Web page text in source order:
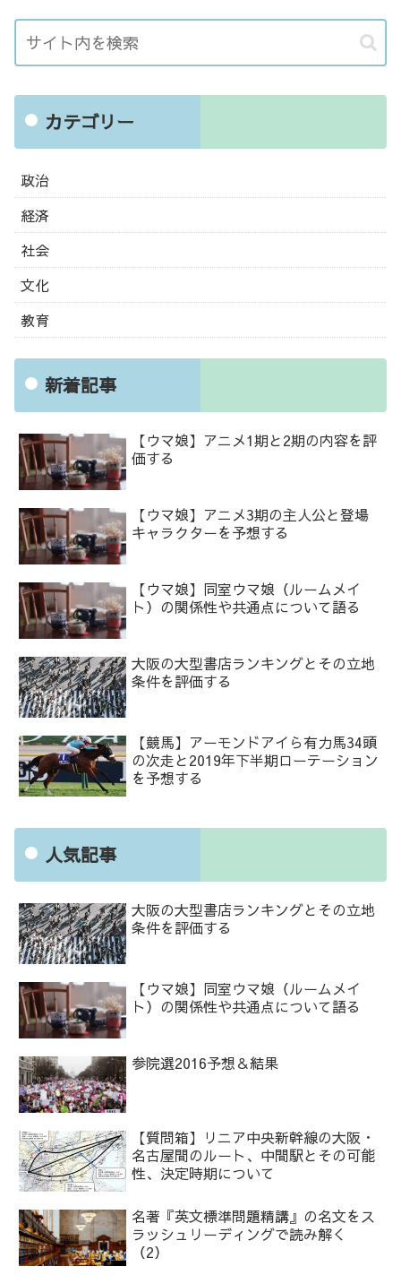
カテゴリー
政治
経済
社会
文化
教育
新着記事
【ウマ娘】アニメ1期と2期の内容を評
価する
【ウマ娘】アニメ3期の主人公と登場
キャラクターを予想する
【ウマ娘】同室ウマ娘（ルームメイ
ト）の関係性や共通点について語る
大阪の大型書店ランキングとその立地
条件を評価する
【競馬】アーモンドアイら有力馬34頭
の次走と2019年下半期ローテーション
を予想する
人気記事
大阪の大型書店ランキングとその立地
条件を評価する
【ウマ娘】同室ウマ娘（ルームメイ
ト）の関係性や共通点について語る
参院選2016予想＆結果
【質問箱】リニア中央新幹線の大阪・
名古屋間のルート、中間駅とその可能
性、決定時期について
名著『英文標準問題精講』の名文をス
ラッシュリーディングで読み解く
（2）